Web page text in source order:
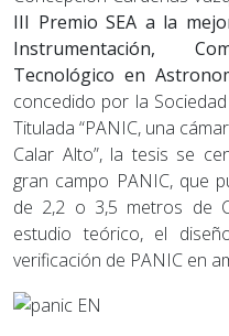
III Premio SEA a la
Instrumentación,
Tecnológico en
concedido por la
Titulada “PANIC, una
Calar Alto”, la tesis se
gran campo PANIC, que
de 2,2 o 3,5 metros de
estudio teórico, el
verificación de PANIC en